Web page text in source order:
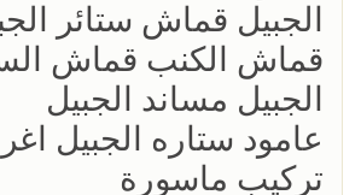
الجبيل قماش ستائر
قماش الكنب قماش
الجبيل مساند الجبيل
عامود ستاره الجبيل
تركيب ماسورة